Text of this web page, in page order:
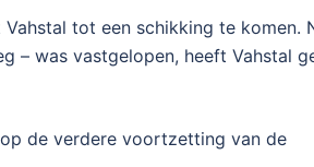
tot een schikking te komen.
– was vastgelopen, heeft Vahstal
de verdere voortzetting van de